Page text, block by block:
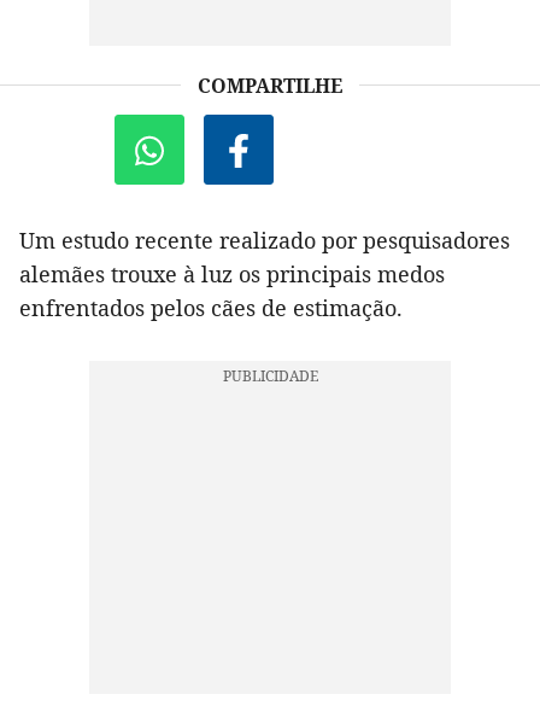
COMPARTILHE
Um estudo recente realizado por pesquisadores
alemães trouxe à luz os principais medos
enfrentados pelos cães de estimação.